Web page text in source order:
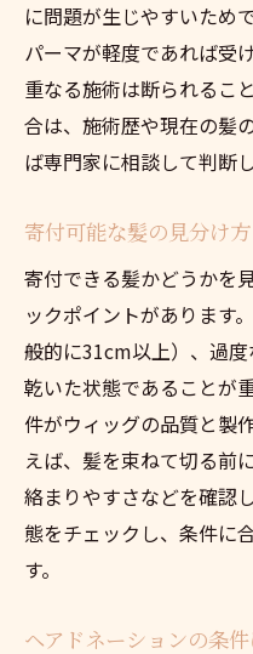
に問題が生じやすいため
パーマが軽度であれば受
重なる施術は断られるこ
合は、施術歴や現在の髪
ば専門家に相談して判断
寄付可能な髪の見分け
寄付できる髪かどうかを
ックポイントがあります
般的に31cm以上）、過
乾いた状態であることが
件がウィッグの品質と製
えば、髪を束ねて切る前
絡まりやすさなどを確認
態をチェックし、条件に
す。
ヘアドネーションの条